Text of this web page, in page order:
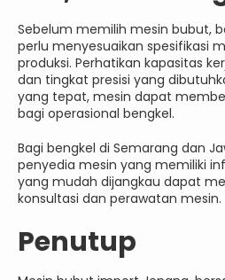
Sebelum memilih mesin bubut,
perlu menyesuaikan spesifikasi
produksi. Perhatikan kapasitas
dan tingkat presisi yang
yang tepat, mesin dapat
bagi operasional bengkel.
Bagi bengkel di Semarang dan
penyedia mesin yang memiliki
yang mudah dijangkau dapat
konsultasi dan perawatan mesin.
Penutup